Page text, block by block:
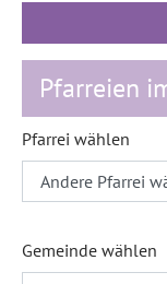
Pfarreien
Pfarrei wählen
Gemeinde wählen